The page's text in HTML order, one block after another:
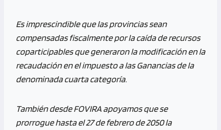
Es imprescindible que las provincias sean
compensadas fiscalmente por la caída de recursos
coparticipables que generaron la modificación en la
recaudación en el impuesto a las Ganancias de la
denominada cuarta categoría.
También desde FOVIRA apoyamos que se
prorrogue hasta el 27 de febrero de 2050 la